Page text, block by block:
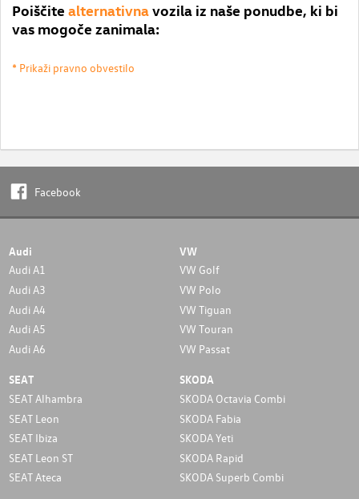
Poiščite alternativnavozila iz naše ponudbe, ki bi
vas mogoče zanimala:
* Prikaži pravno obvestilo
Facebook
Audi
Audi A1
Audi A3
Audi A4
Audi A5
Audi A6
VW
VW Golf
VW Polo
VW Tiguan
VW Touran
VW Passat
SEAT
SEAT Alhambra
SEAT Leon
SEAT Ibiza
SEAT Leon ST
SEAT Ateca
SKODA
SKODA Octavia Combi
SKODA Fabia
SKODA Yeti
SKODA Rapid
SKODA Superb Combi